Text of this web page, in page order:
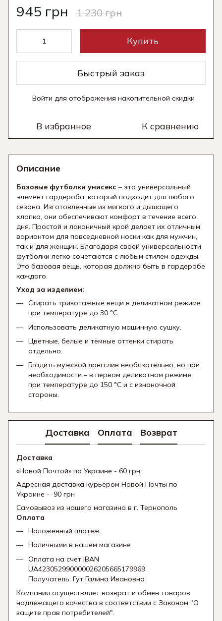
945 грн 1 230 грн
Купить
Быстрый заказ
Войти для отображения накопительной скидки
В избранное К сравнению
Описание
Базовые футболки унисекс – это универсальный
элемент гардероба, который подходит для любого
сезона. Изготовленные из мягкого и дышащего
хлопка, они обеспечивают комфорт в течение всего
дня. Простой и лаконичный крой делает их отличным
вариантом для повседневной носки как для мужчин,
так и для женщин. Благодаря своей универсальности
футболки легко сочетаются с любым стилем одежды.
Это базовая вещь, которая должна быть в гардеробе
каждого.
Уход за изделием:
Стирать трикотажные вещи в деликатном режиме
при температуре до 30 °C.
Использовать деликатную машинную сушку.
Цветные, белые и тёмные оттенки стирать
отдельно.
Гладить мужской лонгслив необязательно, но при
необходимости – в первом деликатном режиме,
при температуре до 150 °C и с изнаночной
стороны.
Доставка Оплата Возврат
Доставка
«Новой Почтой» по Украине - 60 грн
Адресная доставка курьером Новой Почты по
Украине - 90 грн
Самовывоз из нашего магазина в г. Тернополь
Оплата
Наложенный платеж
Наличными в нашем магазине
Оплата на счет IBAN
UA423052990000026205665179969
Получатель: Гут Галина Ивановна
Компания осуществляет возврат и обмен товаров
надлежащего качества в соответствии с Законом "О
защите прав потребителей".